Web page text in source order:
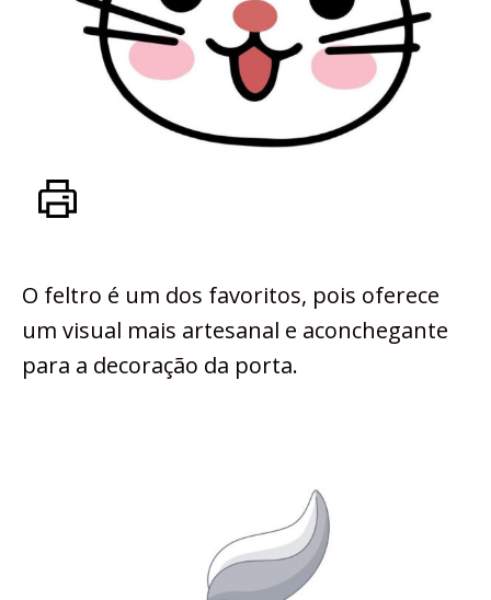
O feltro é um dos favoritos, pois oferece
um visual mais artesanal e aconchegante
para a decoração da porta.